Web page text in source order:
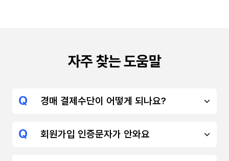
자주 찾는 도움말
경매 결제수단이 어떻게 되나요?
회원가입 인증문자가 안와요